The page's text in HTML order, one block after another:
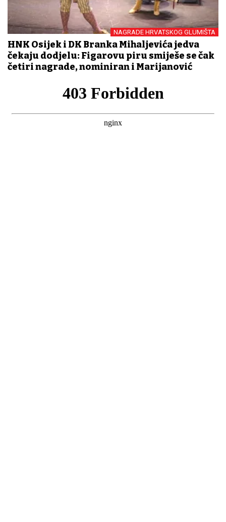
NAGRADE HRVATSKOG GLUMIŠTA
HNK Osijek i DK Branka Mihaljevića jedva
čekaju dodjelu: Figarovu piru smiješe se čak
četiri nagrade, nominiran i Marijanović